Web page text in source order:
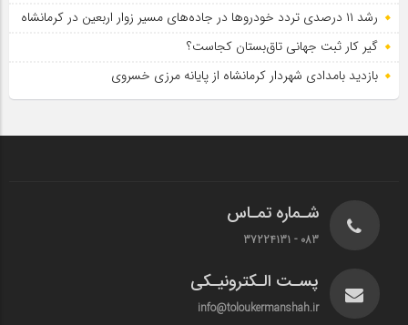
رشد ۱۱ درصدی تردد خودروها در جاده‌های مسیر زوار اربعین در کرمانشاه
گیر کار ثبت جهانی تاق‌بستان کجاست؟
بازدید بامدادی شهردار کرمانشاه از پایانه مرزی خسروی
شـماره تمـاس
083 - 37224131
پسـت الـکترونیـکی
info@toloukermanshah.ir